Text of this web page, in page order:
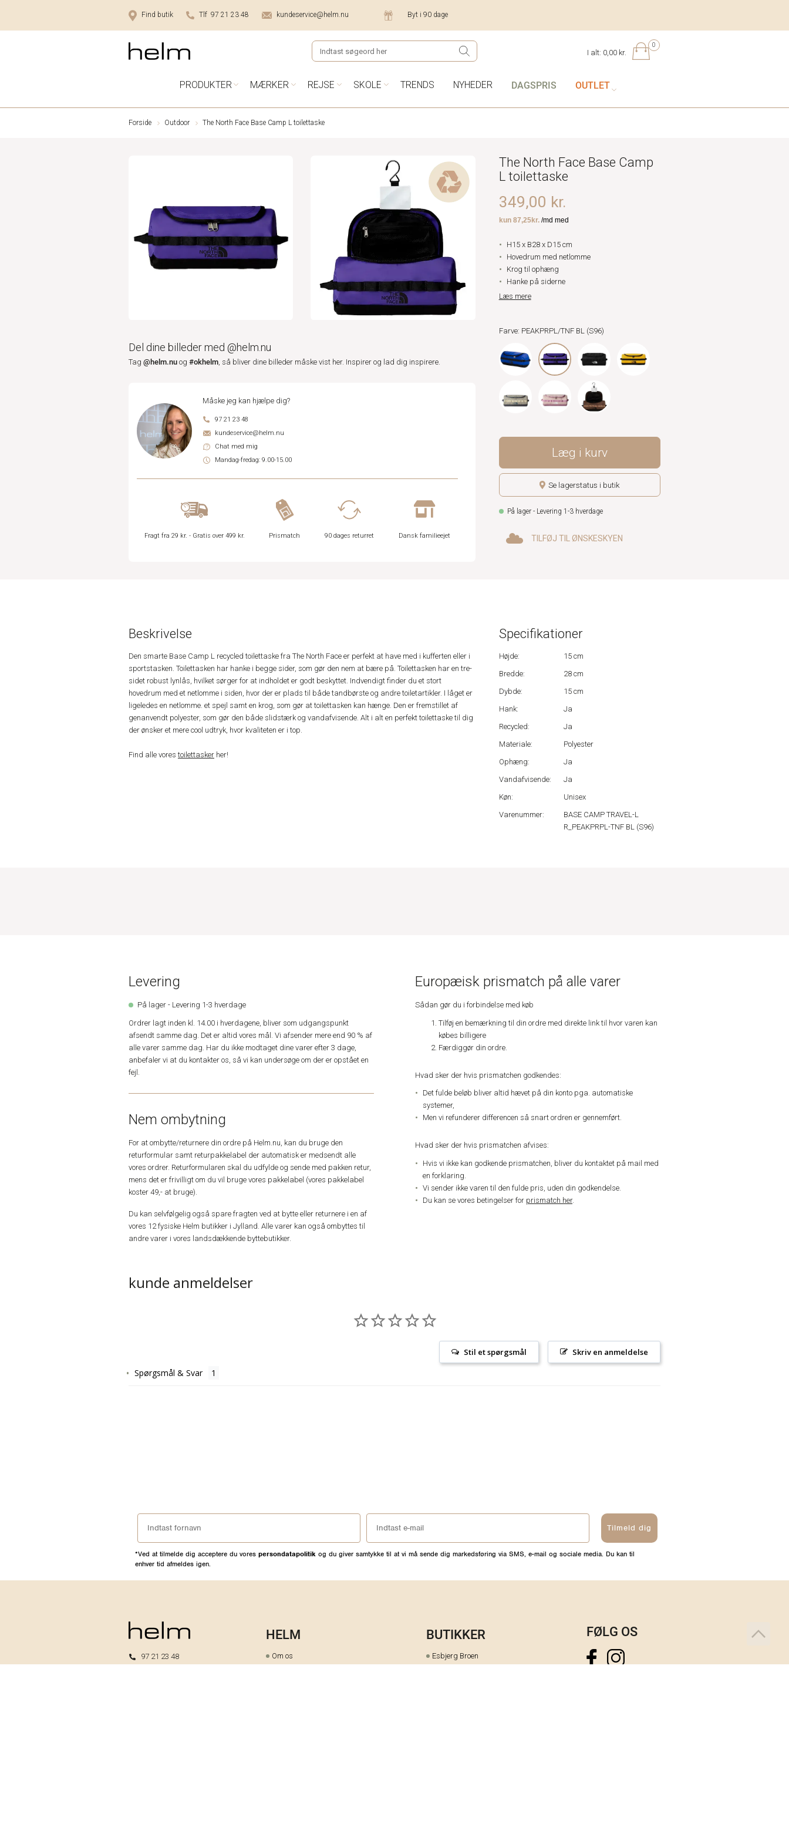
Find butik Tlf 97 21 23 48 kundeservice@helm.nu Byt i 90 dage
0
I alt: 0,00 kr.
PRODUKTER MÆRKER REJSE SKOLE TRENDS NYHEDER DAGSPRIS OUTLET
Forside Outdoor The North Face Base Camp L toilettaske
Del dine billeder med @helm.nu
Tag @helm.nu og #okhelm, så bliver dine billeder måske vist her. Inspirer og lad dig inspirere.
Måske jeg kan hjælpe dig?
97 21 23 48
kundeservice@helm.nu
Chat med mig
Mandag-fredag: 9.00-15.00
Fragt fra 29 kr. - Gratis over 499 kr. Prismatch 90 dages returret Dansk familieejet
The North Face Base Camp
L toilettaske
349,00 kr.
H15 x B28 x D15 cm
Hovedrum med netlomme
Krog til ophæng
Hanke på siderne
Læs mere
Farve: PEAKPRPL/TNF BL (S96)
Læg i kurv
Se lagerstatus i butik
På lager - Levering 1-3 hverdage
TILFØJ TIL ØNSKESKYEN
Beskrivelse
Den smarte Base Camp L recycled toilettaske fra The North Face er perfekt at have med i kufferten eller i
sportstasken. Toilettasken har hanke i begge sider, som gør den nem at bære på. Toilettasken har en tre-
sidet robust lynlås, hvilket sørger for at indholdet er godt beskyttet. Indvendigt finder du et stort
hovedrum med et netlomme i siden, hvor der er plads til både tandbørste og andre toiletartikler. I låget er
ligeledes en netlomme. et spejl samt en krog, som gør at toilettasken kan hænge. Den er fremstillet af
genanvendt polyester, som gør den både slidstærk og vandafvisende. Alt i alt en perfekt toilettaske til dig
der ønsker et mere cool udtryk, hvor kvaliteten er i top.
Find alle vorestoilettasker her!
Specifikationer
Højde:
15 cm
Bredde:
28 cm
Dybde:
15 cm
Hank:
Ja
Recycled:
Ja
Materiale:
Polyester
Ophæng:
Ja
Vandafvisende:
Ja
Køn:
Unisex
Varenummer:
BASE CAMP TRAVEL-L
R_PEAKPRPL-TNF BL (S96)
Levering
På lager - Levering 1-3 hverdage
Ordrer lagt inden kl. 14.00 i hverdagene, bliver som udgangspunkt
afsendt samme dag. Det er altid vores mål. Vi afsender mere end 90 % af
alle varer samme dag. Har du ikke modtaget dine varer efter 3 dage,
anbefaler vi at du kontakter os, så vi kan undersøge om der er opstået en
fejl.
Nem ombytning
For at ombytte/returnere din ordre på Helm.nu, kan du bruge den
returformular samt returpakkelabel der automatisk er medsendt alle
vores ordrer. Returformularen skal du udfylde og sende med pakken retur,
mens det er frivilligt om du vil bruge vores pakkelabel (vores pakkelabel
koster 49,- at bruge).
Du kan selvfølgelig også spare fragten ved at bytte eller returnere i en af
vores 12 fysiske Helm butikker i Jylland. Alle varer kan også ombyttes til
andre varer i vores landsdækkende byttebutikker.
Europæisk prismatch på alle varer
Sådan gør du i forbindelse med køb
Tilføj en bemærkning til din ordre med direkte link til hvor varen kan
købes billigere
Færdiggør din ordre.
Hvad sker der hvis prismatchen godkendes:
Det fulde beløb bliver altid hævet på din konto pga. automatiske
systemer,
Men vi refunderer differencen så snart ordren er gennemført.
Hvad sker der hvis prismatchen afvises:
Hvis vi ikke kan godkende prismatchen, bliver du kontaktet på mail med
en forklaring.
Vi sender ikke varen til den fulde pris, uden din godkendelse.
Du kan se vores betingelser for prismatch her.
kunde anmeldelser
Skriv en anmeldelse
Stil et spørgsmål
Spørgsmål & Svar
Tilmeld dig
*Ved at tilmelde dig acceptere du vores persondatapolitik og du giver samtykke til at vi må sende dig markedsføring via SMS, e-mail og sociale media. Du kan til
enhver tid afmeldes igen.
97 21 23 48
HELM
Om os
BUTIKKER
Esbjerg Broen
FØLG OS